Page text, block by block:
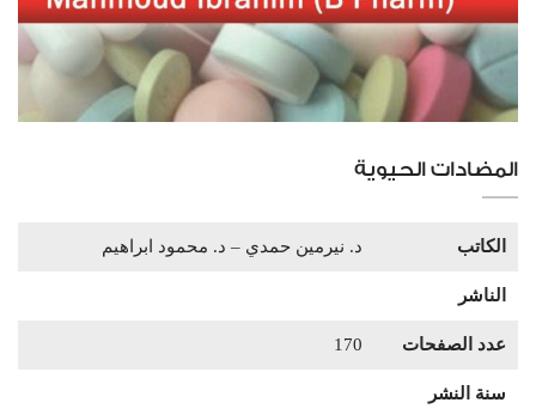
المضادات الحيوية
الكاتب د. نيرمين حمدي – د. محمود ابراهيم
الناشر
عدد الصفحات 170
سنة النشر